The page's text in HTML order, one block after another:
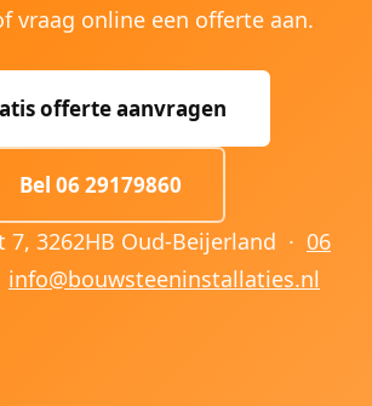
vraag online een offerte aan.
offerte aanvragen
Bel 06 29179860
3262HB Oud-Beijerland · 06
info@bouwsteeninstallaties.nl